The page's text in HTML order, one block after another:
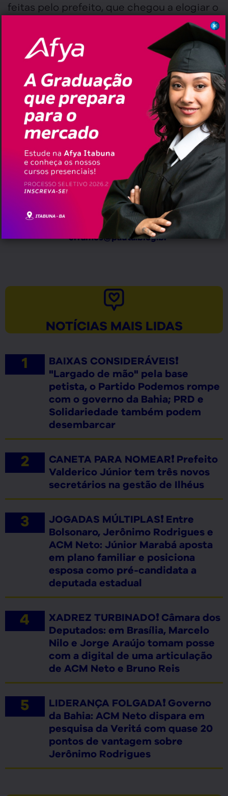
feitas pelo prefeito, que chegou a elogiar o
petista e criticar o distanciamento de Neto
dos aliados após a derrota nas últimas
eleições. Agora, a parceria está mais que
Facebook
Twitter
Email
WhatsApp
Tags:2026,Apoio,Bahia ,Eleições,
Jerônimo Rodrigues, Júnior Marabá,Luís Eduardo
Magalhães ,Política
Erramos em quê?
erramos@pauta.blog.br
NOTÍCIAS MAIS LIDAS
BAIXAS CONSIDERÁVEIS❗
"Largado de mão" pela base
petista, o Partido Podemos rompe
com o governo da Bahia; PRD e
Solidariedade também podem
desembarcar
CANETA PARA NOMEAR❗ Prefeito
Valderico Júnior tem três novos
secretários na gestão de Ilhéus
JOGADAS MÚLTIPLAS❗ Entre
Bolsonaro, Jerônimo Rodrigues e
ACM Neto: Júnior Marabá aposta
em plano familiar e posiciona
esposa como pré-candidata a
deputada estadual
XADREZ TURBINADO❗ Câmara dos
Deputados: em Brasília, Marcelo
Nilo e Jorge Araújo tomam posse
com a digital de uma articulação
de ACM Neto e Bruno Reis
LIDERANÇA FOLGADA❗ Governo
da Bahia: ACM Neto dispara em
pesquisa da Veritá com quase 20
pontos de vantagem sobre
Jerônimo Rodrigues